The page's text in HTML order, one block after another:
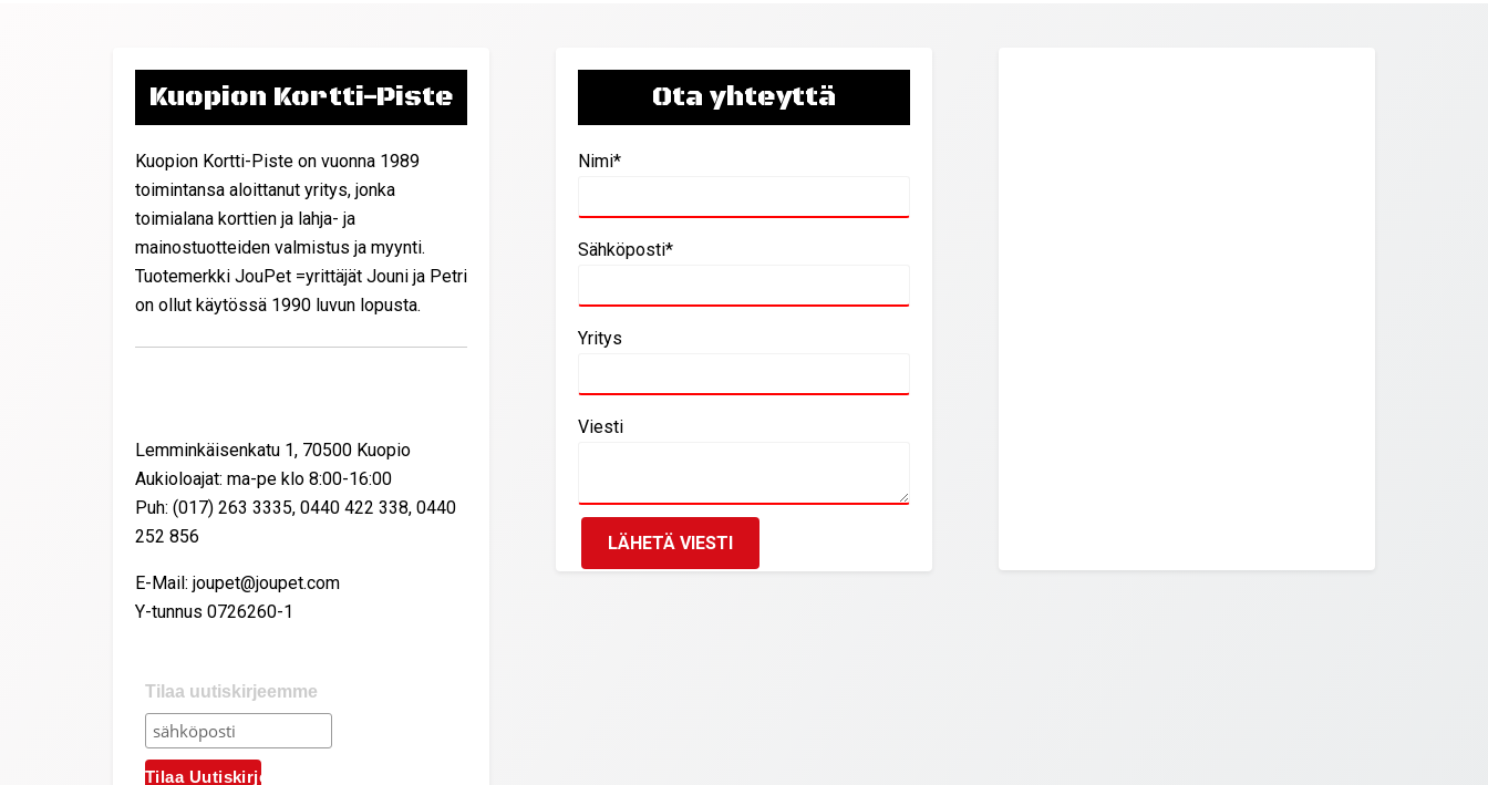
Kuopion Kortti-Piste
Kuopion Kortti-Piste on vuonna 1989
toimintansa aloittanut yritys, jonka
toimialana korttien ja lahja- ja
mainostuotteiden valmistus ja myynti.
Tuotemerkki JouPet =yrittäjät Jouni ja Petri
on ollut käytössä 1990 luvun lopusta.
Lemminkäisenkatu 1, 70500 Kuopio
Aukioloajat: ma-pe klo 8:00-16:00
Puh: (017) 263 3335, 0440 422 338, 0440
252 856
E-Mail: joupet@joupet.com
Y-tunnus 0726260-1
Tilaa uutiskirjeemme
Ota yhteyttä
Nimi*
Sähköposti*
Yritys
Viesti